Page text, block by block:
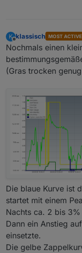
K
Offline
klassisch MOST ACTIVE
Nochmals einen
(Gras trocken
Die blaue Kurve ist
startet mit einem
Nachts ca. 2 bis 3%
Dann ein Anstieg
einsetzte.
Die gelbe